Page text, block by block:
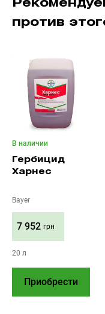
против
В наличии
Гербицид
Харнес
Bayer
7 952 грн
20 л
Приобрести